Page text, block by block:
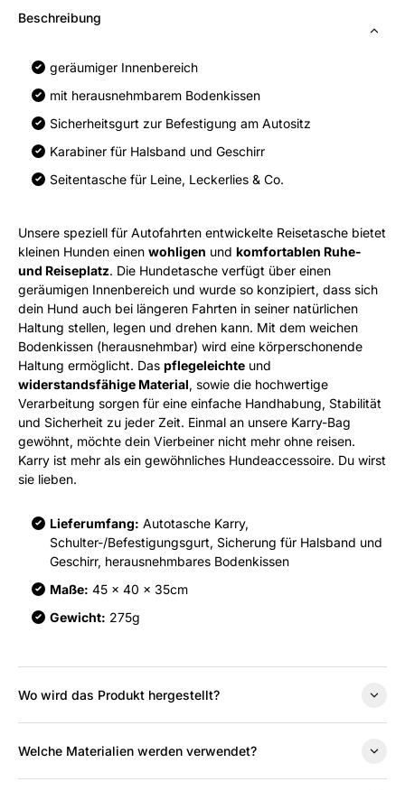
Beschreibung
geräumiger Innenbereich
mit herausnehmbarem Bodenkissen
Sicherheitsgurt zur Befestigung am Autositz
Karabiner für Halsband und Geschirr
Seitentasche für Leine, Leckerlies & Co.
Unsere speziell für Autofahrten entwickelte Reisetasche bietet
kleinen Hunden einen wohligen und komfortablen Ruhe-
und Reiseplatz. Die Hundetasche verfügt über einen
geräumigen Innenbereich und wurde so konzipiert, dass sich
dein Hund auch bei längeren Fahrten in seiner natürlichen
Haltung stellen, legen und drehen kann. Mit dem weichen
Bodenkissen (herausnehmbar) wird eine körperschonende
Haltung ermöglicht. Das pflegeleichte und
widerstandsfähige Material, sowie die hochwertige
Verarbeitung sorgen für eine einfache Handhabung, Stabilität
und Sicherheit zu jeder Zeit. Einmal an unsere Karry-Bag
gewöhnt, möchte dein Vierbeiner nicht mehr ohne reisen.
Karry ist mehr als ein gewöhnliches Hundeaccessoire. Du wirst
sie lieben.
Lieferumfang: Autotasche Karry,
Schulter-/Befestigungsgurt, Sicherung für Halsband und
Geschirr, herausnehmbares Bodenkissen
Maße: 45 x 40 x 35cm
Gewicht: 275g
Wo wird das Produkt hergestellt?
Welche Materialien werden verwendet?